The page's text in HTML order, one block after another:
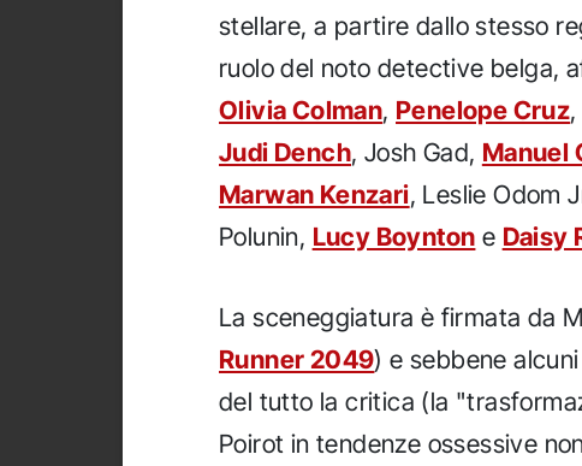
stellare, a partire dallo stesso
ruolo del noto detective belga,
Olivia Colman, Penelope Cruz
Judi Dench, Josh Gad, Manuel
Marwan Kenzari, Leslie Odom
Polunin, Lucy Boynton e Daisy
La sceneggiatura è firmata da
Runner 2049) e sebbene
del tutto la critica (la
Poirot in tendenze ossessive